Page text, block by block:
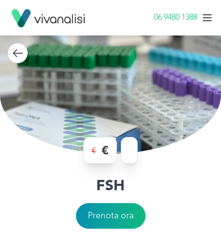
06 9480 1388
€ €
FSH
Prenota ora